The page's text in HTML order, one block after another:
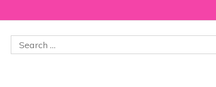
Search